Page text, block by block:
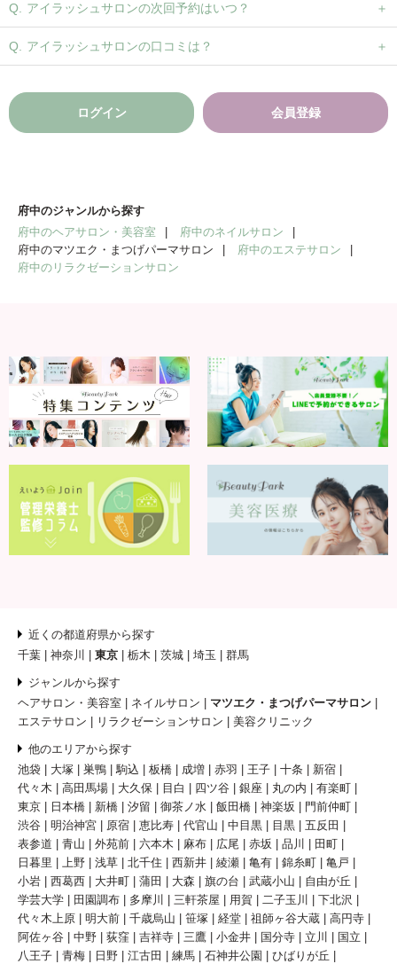
アイラッシュサロンの次回予約はいつ？
アイラッシュサロンの口コミは？
ログイン 会員登録
府中のジャンルから探す
府中のヘアサロン・美容室
府中のネイルサロン
府中のマツエク・まつげパーマサロン
府中のエステサロン
府中のリラクゼーションサロン
近くの都道府県から探す
千葉
神奈川 東京 栃木 茨城 埼玉 群馬
ジャンルから探す
ヘアサロン・美容室
ネイルサロン
マツエク・まつげパーマサロン
エステサロン
リラクゼーションサロン 美容クリニック
他のエリアから探す
池袋
大塚 巣鴨 駒込 板橋 成増 赤羽 王子 十条
新宿
代々木
高田馬場 大久保 目白 四ツ谷 銀座 丸の内
有楽町
東京
日本橋 新橋 汐留 御茶ノ水 飯田橋 神楽坂
門前仲町
渋谷
明治神宮 原宿 恵比寿 代官山 中目黒 目黒
五反田
表参道
青山 外苑前 六本木 麻布 広尾 赤坂 品川
田町
日暮里
上野 浅草 北千住 西新井 綾瀬 亀有 錦糸町
亀戸
小岩
西葛西 大井町 蒲田 大森 旗の台 武蔵小山
自由が丘
学芸大学
田園調布 多摩川 三軒茶屋 用賀 二子玉川
下北沢
代々木上原
明大前 千歳烏山 笹塚 経堂 祖師ヶ谷大蔵
高円寺
阿佐ヶ谷
中野 荻窪 吉祥寺 三鷹 小金井 国分寺 立川
国立
八王子
青梅 日野 江古田 練馬 石神井公園
ひばりが丘